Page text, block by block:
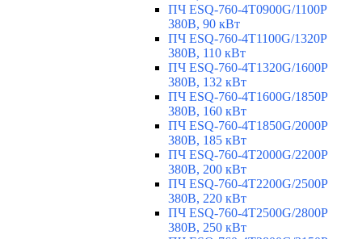
ПЧ ESQ-760-4T0900G/1100P
380В, 90 кВт
ПЧ ESQ-760-4T1100G/1320P
380В, 110 кВт
ПЧ ESQ-760-4T1320G/1600P
380В, 132 кВт
ПЧ ESQ-760-4T1600G/1850P
380В, 160 кВт
ПЧ ESQ-760-4T1850G/2000P
380В, 185 кВт
ПЧ ESQ-760-4T2000G/2200P
380В, 200 кВт
ПЧ ESQ-760-4T2200G/2500P
380В, 220 кВт
ПЧ ESQ-760-4T2500G/2800P
380В, 250 кВт